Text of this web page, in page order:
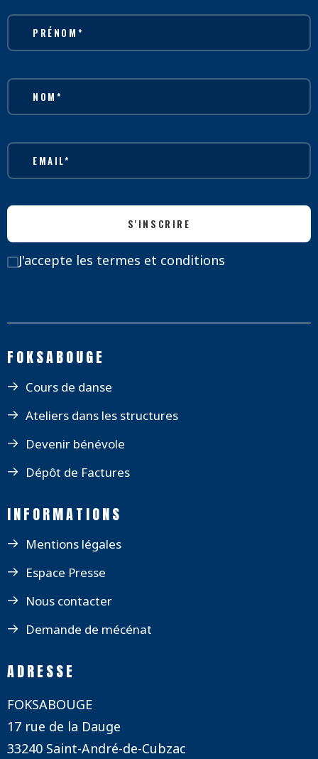
J'accepte les termes et conditions
FOKSABOUGE
Cours de danse
Ateliers dans les structures
Devenir bénévole
Dépôt de Factures
INFORMATIONS
Mentions légales
Espace Presse
Nous contacter
Demande de mécénat
ADRESSE
FOKSABOUGE
17 rue de la Dauge
33240 Saint-André-de-Cubzac